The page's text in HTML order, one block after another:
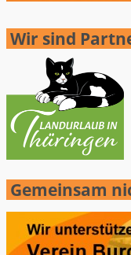
Wir sind
Gemeinsam